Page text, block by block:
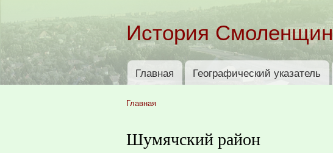
История
Главное меню
Главная Географический указатель
Главная
Шумячский район